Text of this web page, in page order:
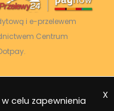
i e-przelewem
Centrum
prawa
celu zapewnienia
X